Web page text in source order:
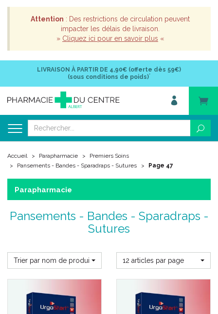
Attention : Des restrictions de circulation peuvent
impacter les délais de livraison.
» Cliquez ici pour en savoir plus «
LIVRAISON À PARTIR DE 4,90€ (offerte dès 59€)
(sous conditions de poids)*
Accueil Parapharmacie
Premiers Soins
Pansements - Bandes - Sparadraps - Sutures
Page 47
Parapharmacie
Pansements - Bandes - Sparadraps -
Sutures
Trier par nom de produit 12 articles par page